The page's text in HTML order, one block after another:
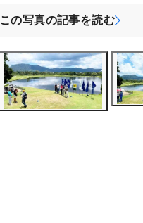
この写真の記事を読む